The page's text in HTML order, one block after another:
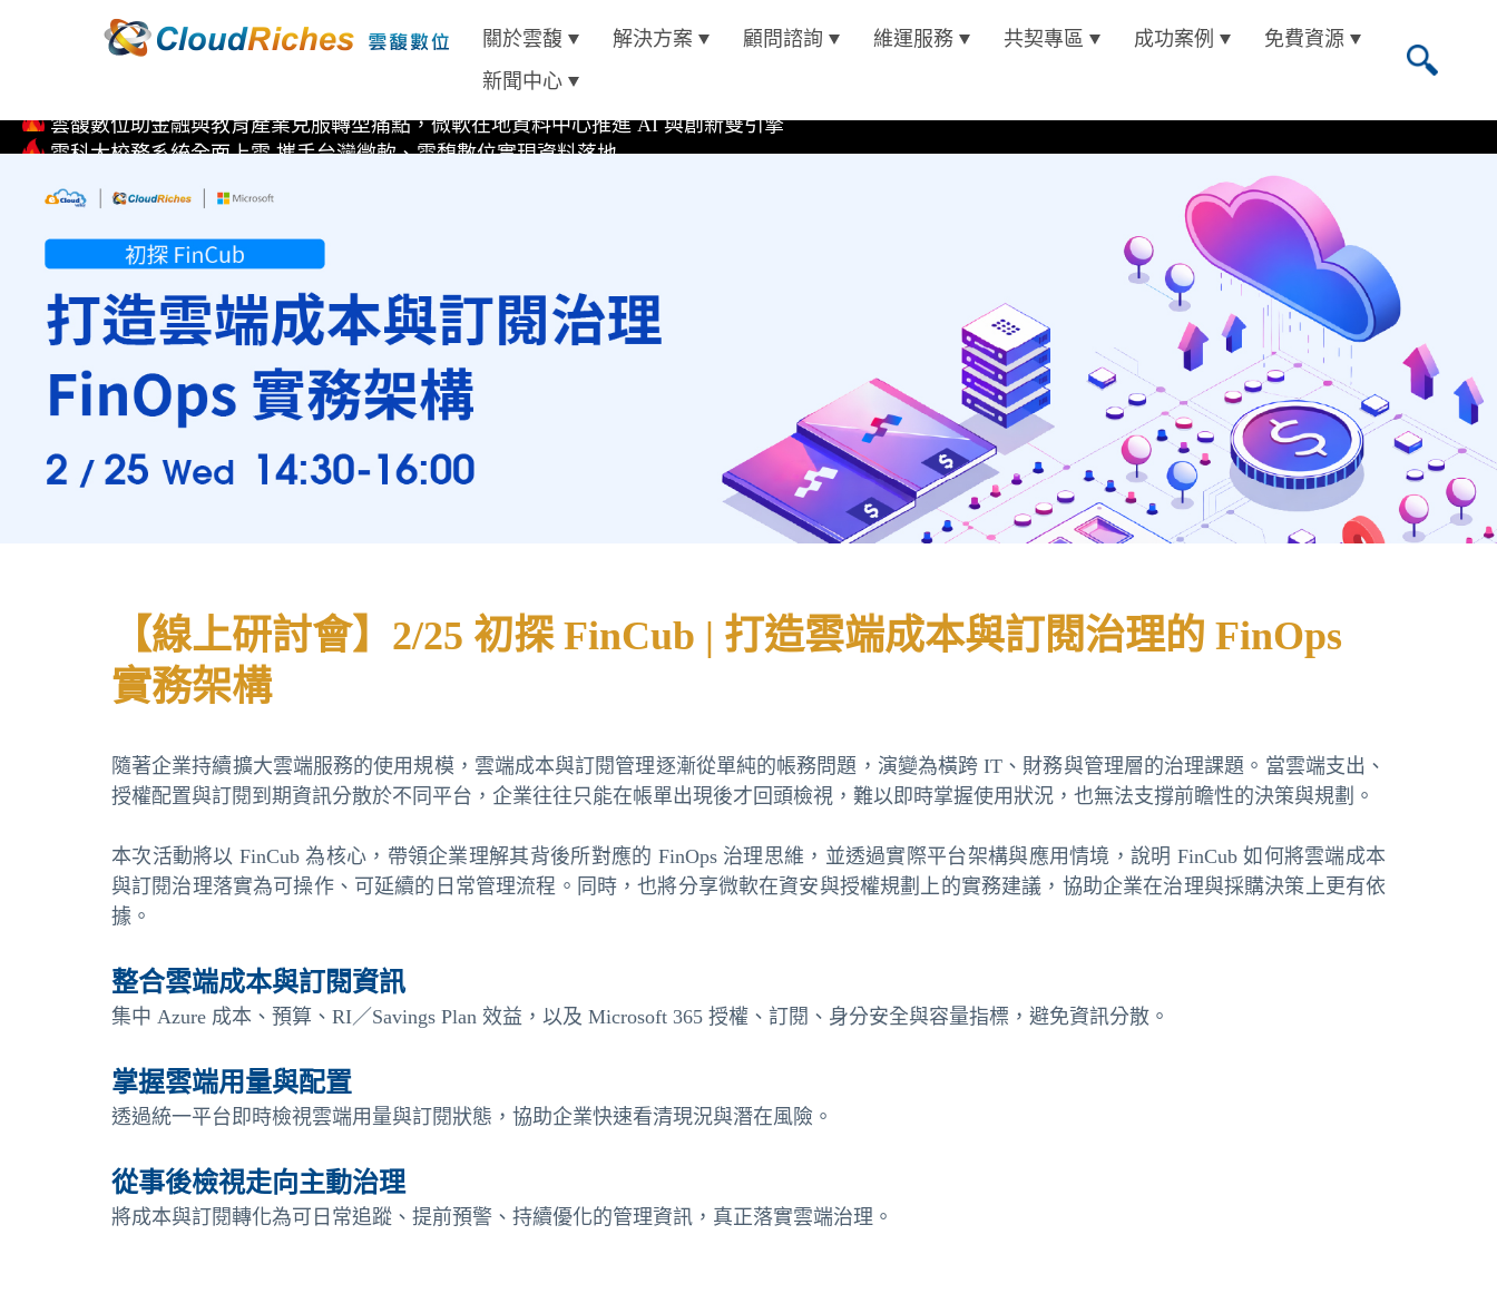
關於雲馥 解決方案 顧問諮詢 維運服務 共契專區 成功案例
免費資源
新聞中心
Copilot for M365 企業生產力全方位解決方案
國內企業先驅！雲馥數位率先取得Kubernetes on Microsoft Azure 認證
雲科大校務系統全面上雲 攜手台灣微軟、雲馥數位實現資料落地
Copilot for M365 企業生產力全方位解決方案
【線上研討會】2/25 初探 FinCub | 打造雲端成本與訂閱治理的 FinOps
實務架構
隨著企業持續擴大雲端服務的使用規模，雲端成本與訂閱管理逐漸從單純的帳務問題，演變為橫跨 IT、財務與管理層的治理課題。當雲端支出、
授權配置與訂閱到期資訊分散於不同平台，企業往往只能在帳單出現後才回頭檢視，難以即時掌握使用狀況，也無法支撐前瞻性的決策與規劃。
本次活動將以 FinCub 為核心，帶領企業理解其背後所對應的 FinOps 治理思維，並透過實際平台架構與應用情境，說明 FinCub 如何將雲端成本
與訂閱治理落實為可操作、可延續的日常管理流程。同時，也將分享微軟在資安與授權規劃上的實務建議，協助企業在治理與採購決策上更有依
據。
整合雲端成本與訂閱資訊
集中 Azure 成本、預算、RI／Savings Plan 效益，以及 Microsoft 365 授權、訂閱、身分安全與容量指標，避免資訊分散。
掌握雲端用量與配置
透過統一平台即時檢視雲端用量與訂閱狀態，協助企業快速看清現況與潛在風險。
從事後檢視走向主動治理
將成本與訂閱轉化為可日常追蹤、提前預警、持續優化的管理資訊，真正落實雲端治理。